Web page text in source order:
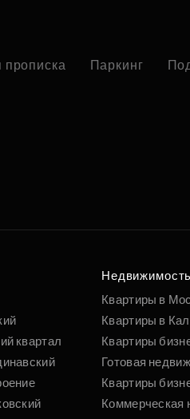
прописка Паркинг
квартал
Недвижимость
Квартиры в
Квартиры в
Квартиры
Готовая
Квартиры
Коммерческая